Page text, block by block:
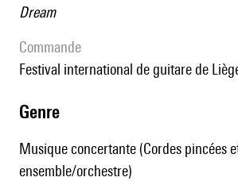
Dream
Commande
Festival international de guitare de
genre
Musique concertante (Cordes pincées
ensemble/orchestre)